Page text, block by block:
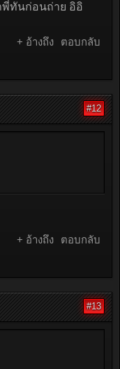
พี่ทันก่อนถ่าย อิอิ
+ อ้างถึง ตอบกลับ
#12
+ อ้างถึง ตอบกลับ
#13